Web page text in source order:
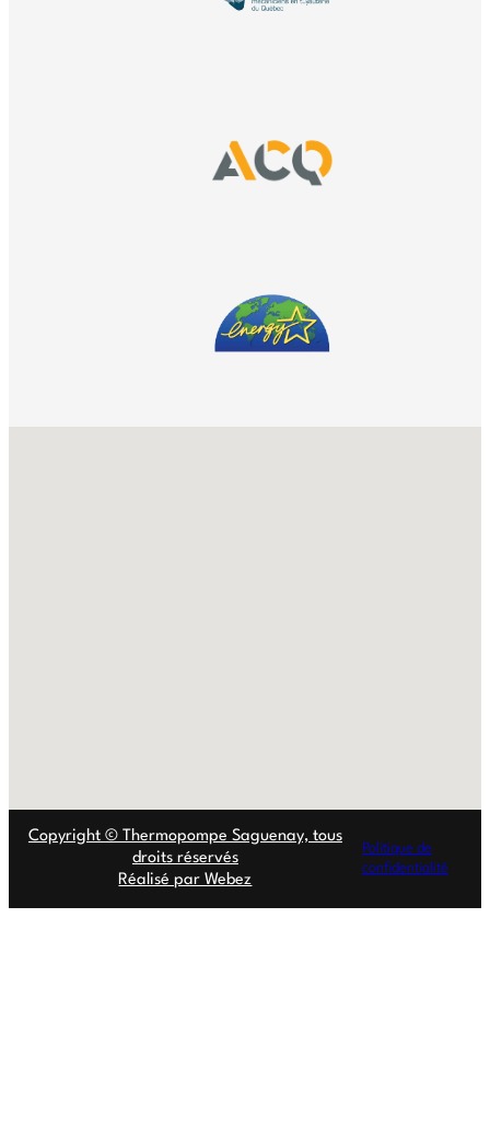
Copyright © Thermopompe Saguenay, tous
droits réservés
Réalisé par Webez
Politique de
confidentialité